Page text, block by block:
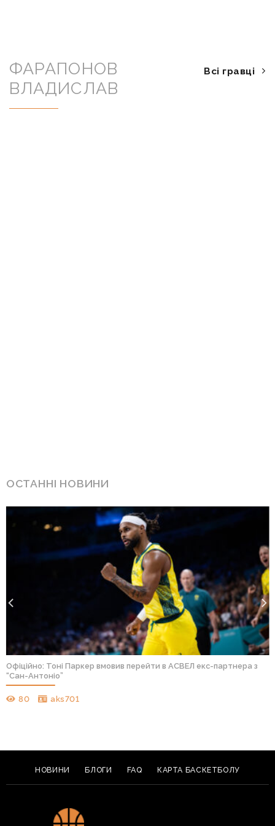
ФАРАПОНОВ
ВЛАДИСЛАВ
Всі гравці
ОСТАННІ НОВИНИ
Офіційно: Тоні Паркер вмовив перейти в АСВЕЛ екс-партнера з
“Сан-Антоніо”
80 aks701
НОВИНИ БЛОГИ FAQ КАРТА БАСКЕТБОЛУ